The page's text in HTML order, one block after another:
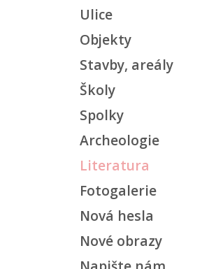
Ulice
Objekty
Stavby, areály
Školy
Spolky
Archeologie
Literatura
Fotogalerie
Nová hesla
Nové obrazy